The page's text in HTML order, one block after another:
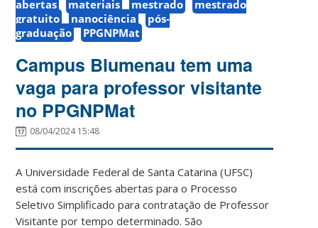
abertas
materiais mestrado
mestrado
gratuito
nanociência
pós-
graduação
PPGNPMat
Campus Blumenau tem uma
vaga para professor visitante
no PPGNPMat
08/04/2024 15:48
A Universidade Federal de Santa Catarina (UFSC)
está com inscrições abertas para o Processo
Seletivo Simplificado para contratação de Professor
Visitante por tempo determinado. São